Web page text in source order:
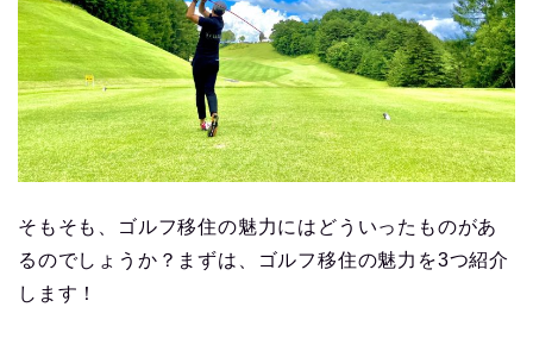
そもそも、ゴルフ移住の魅力にはどういったものがあ
るのでしょうか？まずは、ゴルフ移住の魅力を3つ紹介
します！